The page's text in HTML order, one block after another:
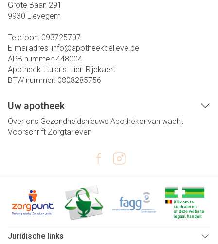
Grote Baan 291
9930 Lievegem
Telefoon: 093725707
E-mailadres: info@apotheekdelieve.be
APB nummer: 448004
Apotheek titularis: Lien Rijckaert
BTW nummer: 0808285756
Uw apotheek
Over ons Gezondheidsnieuws Apotheker van wacht
Voorschrift Zorgtarieven
Juridische links